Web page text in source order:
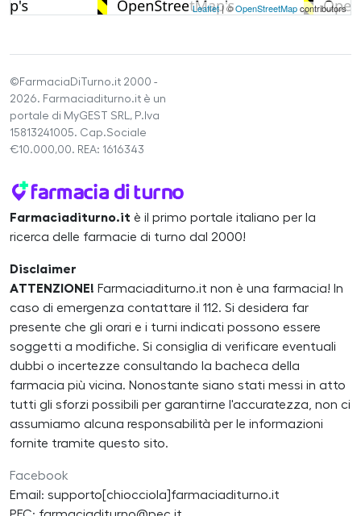
Leaflet| ©OpenStreetMapcontributors
©FarmaciaDiTurno.it 2000 -
2026. Farmaciaditurno.it è un
portale di MyGEST SRL, P.Iva
15813241005. Cap.Sociale
€10.000,00. REA: 1616343
Farmaciaditurno.it è il primo portale italiano per la
ricerca delle farmacie di turno dal 2000!
Disclaimer
ATTENZIONE! Farmaciaditurno.it non è una farmacia! In
caso di emergenza contattare il 112. Si desidera far
presente che gli orari e i turni indicati possono essere
soggetti a modifiche. Si consiglia di verificare eventuali
dubbi o incertezze consultando la bacheca della
farmacia più vicina. Nonostante siano stati messi in atto
tutti gli sforzi possibili per garantirne l'accuratezza, non ci
assumiamo alcuna responsabilità per le informazioni
fornite tramite questo sito.
Facebook
Email: supporto[chiocciola]farmaciaditurno.it